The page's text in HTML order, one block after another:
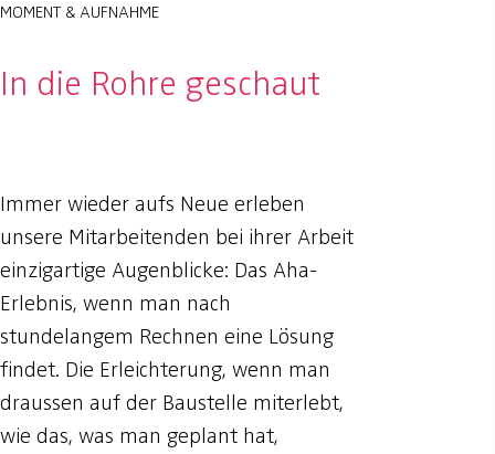
MOMENT & AUFNAHME
In die Rohre geschaut
Immer wieder aufs Neue erleben
unsere Mitarbeitenden bei ihrer Arbeit
einzigartige Augenblicke: Das Aha-
Erlebnis, wenn man nach
stundelangem Rechnen eine Lösung
findet. Die Erleichterung, wenn man
draussen auf der Baustelle miterlebt,
wie das, was man geplant hat,